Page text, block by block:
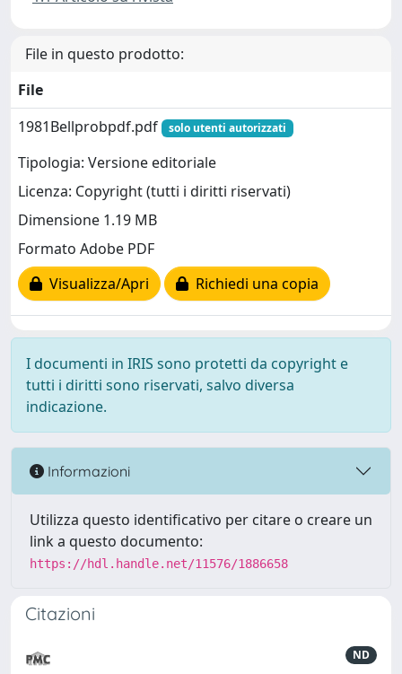
File in questo prodotto:
File
1981Bellprobpdf.pdf
solo utenti autorizzati
Tipologia: Versione editoriale
Licenza: Copyright (tutti i diritti riservati)
Dimensione 1.19 MB
Formato Adobe PDF
Visualizza/Apri
Richiedi una copia
I documenti in IRIS sono protetti da copyright e
tutti i diritti sono riservati, salvo diversa
indicazione.
Informazioni
Utilizza questo identificativo per citare o creare un
link a questo documento:
https://hdl.handle.net/11576/1886658
Citazioni
ND